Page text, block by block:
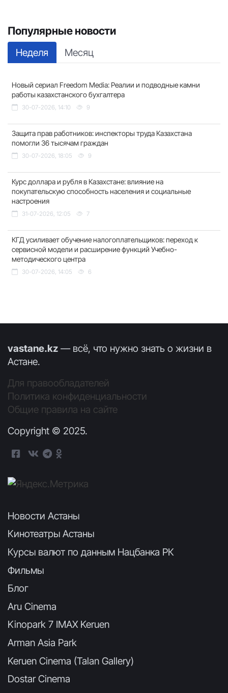
Популярные новости
Неделя Месяц
Новый сериал Freedom Media: Реалии и подводные камни
работы казахстанского бухгалтера
30-07-2026, 14:10 9
Защита прав работников: инспекторы труда Казахстана
помогли 36 тысячам граждан
30-07-2026, 18:05 9
Курс доллара и рубля в Казахстане: влияние на
покупательскую способность населения и социальные
настроения
31-07-2026, 12:05 7
КГД усиливает обучение налогоплательщиков: переход к
сервисной модели и расширение функций Учебно-
методического центра
30-07-2026, 14:05 6
vastane.kz — всё, что нужно знать о жизни в
Астане.
Для правообладателей
Политика конфиденциальности
Общие правила на сайте
Copyright © 2025.
Новости Астаны
Кинотеатры Астаны
Курсы валют по данным Нацбанка РК
Фильмы
Блог
Aru Cinema
Kinopark 7 IMAX Keruen
Arman Asia Park
Keruen Cinema (Talan Gallery)
Dostar Cinema